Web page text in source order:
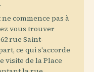
commence pas à
vous trouver
rue Saint-
ce qui s'accorde
visite de la Place